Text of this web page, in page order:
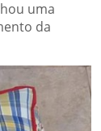
uma
da